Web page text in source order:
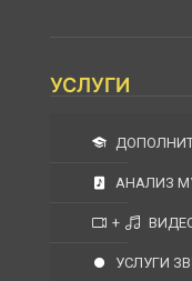
УСЛУГИ
АНАЛИЗ
+
УСЛУГИ